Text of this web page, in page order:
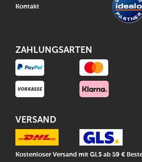
Kontakt
ZAHLUNGSARTEN
VERSAND
Kostenloser Versand mit GLS ab 59 €